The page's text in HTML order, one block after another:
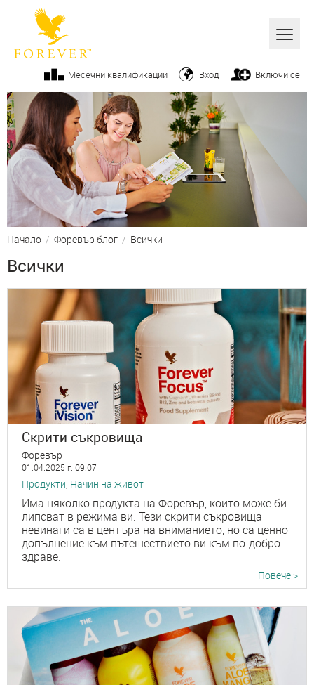
Всички
Алое вера
Бизнес
Продукти
Козметика
От ръководството
Начин на живот
Месечни квалификации Вход Включи се
Начало / Форевър блог / Всички
Всички
Скрити съкровища
Форевър
01.04.2025 г. 09:07
Продукти, Начин на живот
Има няколко продукта на Форевър, които може би
липсват в режима ви. Тези скрити съкровища
невинаги са в центъра на вниманието, но са ценно
допълнение към пътешествието ви към по-добро
здраве.
Повече >